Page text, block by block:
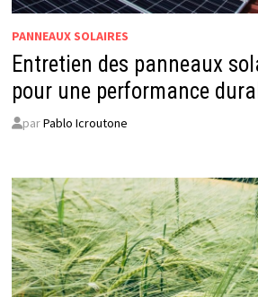
PANNEAUX SOLAIRES
Entretien des panneaux
pour une performance
parPablo Icroutone